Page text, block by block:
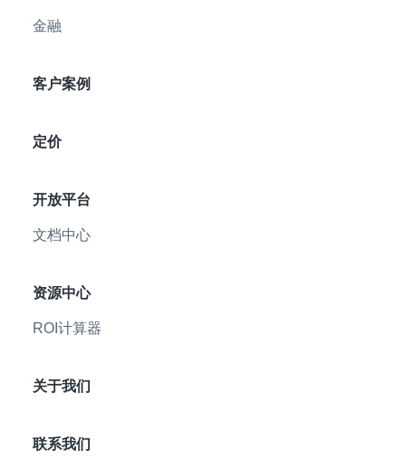
金融
客户案例
定价
开放平台
文档中心
资源中心
ROI计算器
关于我们
联系我们